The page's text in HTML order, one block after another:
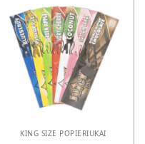
KING SIZE POPIERIUKAI